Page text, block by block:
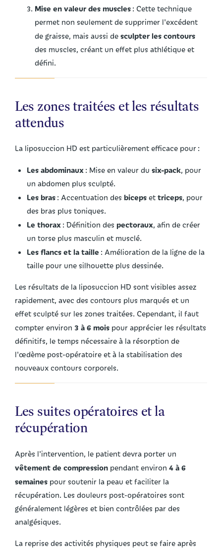
Mise en valeur des muscles : Cette technique
permet non seulement de supprimer l'excédent
de graisse, mais aussi de sculpter les contours
des muscles, créant un effet plus athlétique et
défini.
Les zones traitées et les résultats
attendus
La liposuccion HD est particulièrement efficace pour :
Les abdominaux : Mise en valeur du six-pack, pour
un abdomen plus sculpté.
Les bras : Accentuation des biceps et triceps, pour
des bras plus toniques.
Le thorax : Définition des pectoraux, afin de créer
un torse plus masculin et musclé.
Les flancs et la taille : Amélioration de la ligne de la
taille pour une silhouette plus dessinée.
Les résultats de la liposuccion HD sont visibles assez
rapidement, avec des contours plus marqués et un
effet sculpté sur les zones traitées. Cependant, il faut
compter environ 3 à 6 mois pour apprécier les résultats
définitifs, le temps nécessaire à la résorption de
l'œdème post-opératoire et à la stabilisation des
nouveaux contours corporels.
Les suites opératoires et la
récupération
Après l'intervention, le patient devra porter un
vêtement de compression pendant environ 4 à 6
semaines pour soutenir la peau et faciliter la
récupération. Les douleurs post-opératoires sont
généralement légères et bien contrôlées par des
analgésiques.
La reprise des activités physiques peut se faire après